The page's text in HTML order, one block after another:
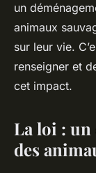
un
animaux
sur leur vie.
renseigner et
cet impact.
La loi :
des